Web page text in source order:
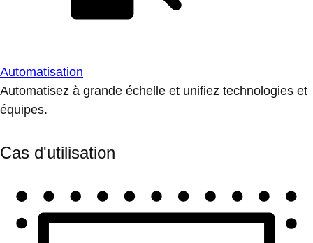
Automatisation
Automatisez à grande échelle et unifiez technologies et
équipes.
Cas d'utilisation